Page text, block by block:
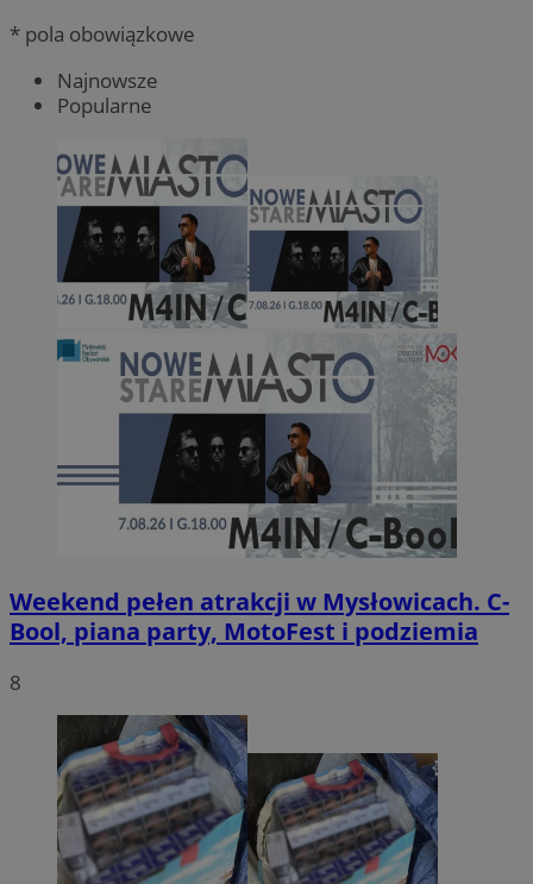
* pola obowiązkowe
Najnowsze
Popularne
Weekend pełen atrakcji w Mysłowicach. C-
Bool, piana party, MotoFest i podziemia
8